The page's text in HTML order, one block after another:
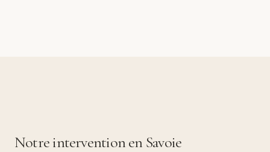
Notre intervention en Savoie